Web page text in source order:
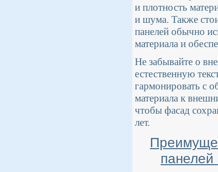
и плотность
и шума. Также
панелей обычно
материала и
Не забывайте о
естественную
гармонировать с
материала к
чтобы фасад
лет.